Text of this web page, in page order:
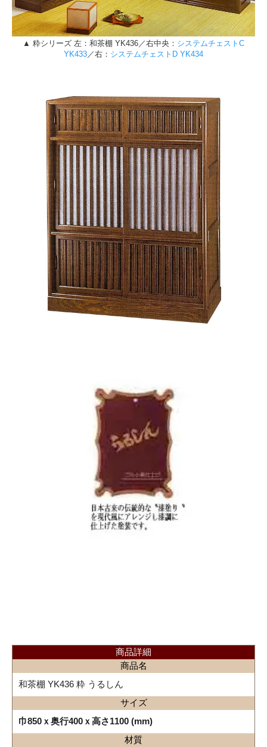
▲ 粋シリーズ 左：和茶棚 YK436／右中央： システムチェストC
YK433／右： システムチェストD YK434
商品詳細
商品名
和茶棚 YK436 粋 うるしん
サイズ
巾850ｘ奥行400ｘ高さ1100 (mm)
材質